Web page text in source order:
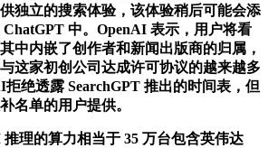
独立的搜索体验，该体验稍后可能会添
中。OpenAI 表示，用户将看
中内嵌了创作者和新闻出版商的归属，
这家初创公司达成许可协议的越来越多
绝透露 SearchGPT 推出的时间表，但
名单的用户提供。
的算力相当于 35 万台包含英伟达